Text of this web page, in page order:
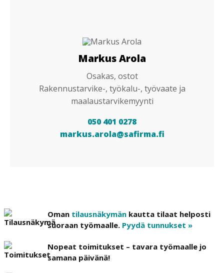
Markus Arola
Osakas, ostot
Rakennustarvike-, työkalu-, työvaate ja
maalaustarvikemyynti
050 401 0278
markus.arola@safirma.fi
Oman tilausnäkymän kautta tilaat helposti
suoraan työmaalle. Pyydä tunnukset »
Nopeat toimitukset – tavara työmaalle jo
samana päivänä!